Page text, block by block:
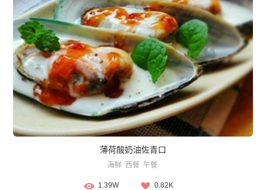
薄荷酸奶油佐青口
海鲜 西餐 午餐
1.39W 0.82K